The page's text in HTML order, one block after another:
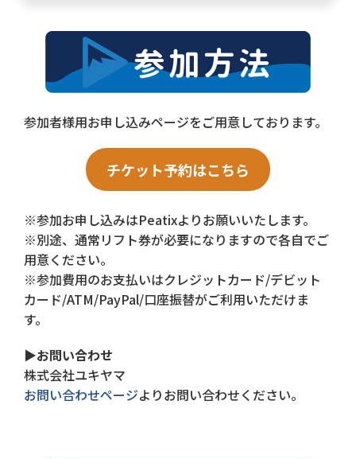
参加者様用お申し込みページをご用意しております。
チケット予約はこちら
※参加お申し込みはPeatixよりお願いいたします。
※別途、通常リフト券が必要になりますので各自でご
用意ください。
※参加費用のお支払いはクレジットカード/デビット
カード/ATM/PayPal/口座振替がご利用いただけま
す。
▶お問い合わせ
株式会社ユキヤマ
お問い合わせページよりお問い合わせください。